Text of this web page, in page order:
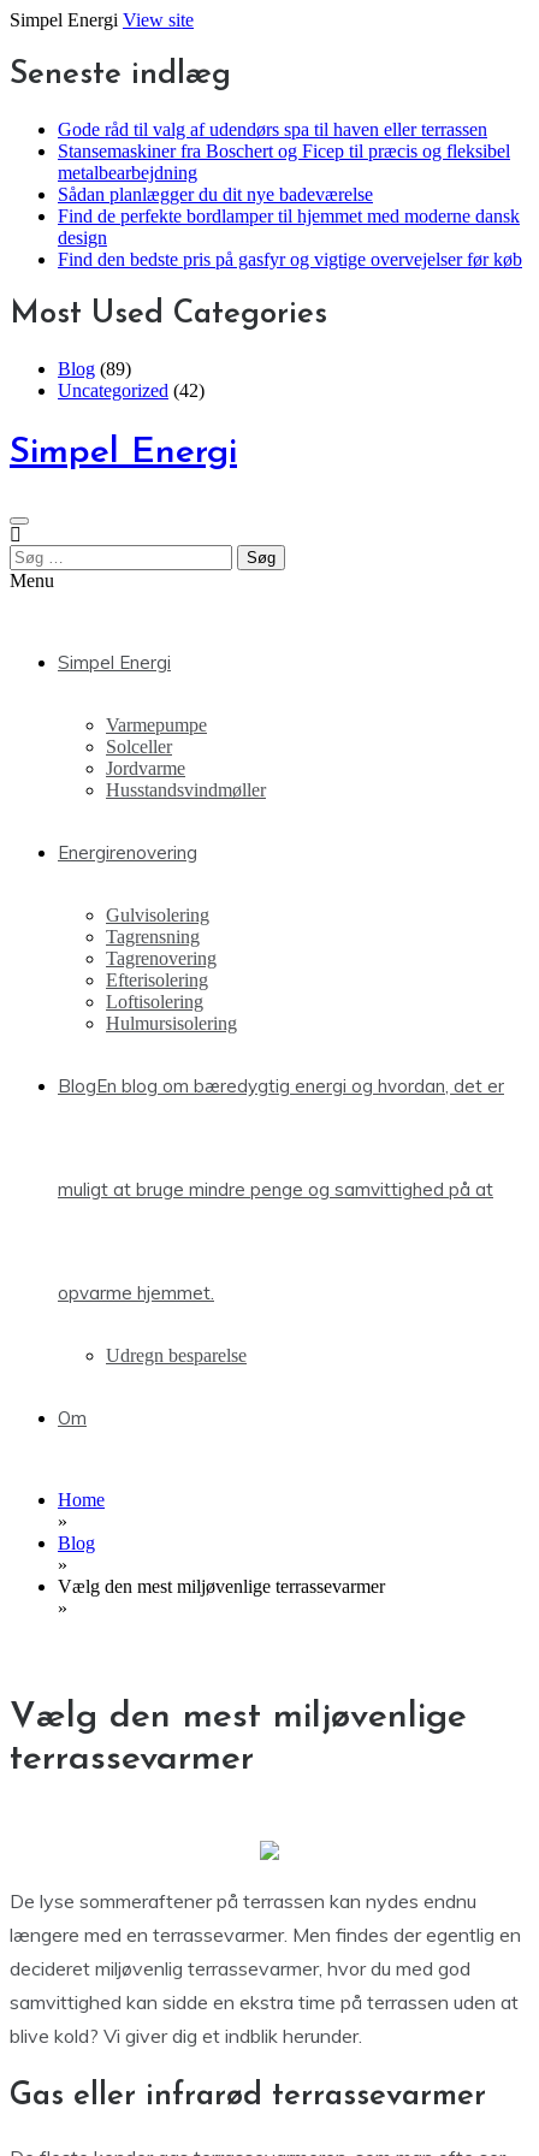
Skip
content
Simpel Energi View site
Seneste indlæg
Gode råd til valg af udendørs spa til haven eller terrassen
Stansemaskiner fra Boschert og Ficep til præcis og fleksibel
metalbearbejdning
Sådan planlægger du dit nye badeværelse
Find de perfekte bordlamper til hjemmet med moderne dansk
design
Find den bedste pris på gasfyr og vigtige overvejelser før køb
Most Used Categories
Blog (89)
Uncategorized (42)
Simpel Energi
Søg
efter:
Menu
Simpel Energi
Varmepumpe
Solceller
Jordvarme
Husstandsvindmøller
Energirenovering
Gulvisolering
Tagrensning
Tagrenovering
Efterisolering
Loftisolering
Hulmursisolering
BlogEn blog om bæredygtig energi og hvordan, det er
muligt at bruge mindre penge og samvittighed på at
opvarme hjemmet.
Udregn besparelse
Om
Home
»
Blog
»
Vælg den mest miljøvenlige terrassevarmer
»
Vælg den mest miljøvenlige
terrassevarmer
De lyse sommeraftener på terrassen kan nydes endnu
længere med en terrassevarmer. Men findes der egentlig en
decideret miljøvenlig terrassevarmer, hvor du med god
samvittighed kan sidde en ekstra time på terrassen uden at
blive kold? Vi giver dig et indblik herunder.
Gas eller infrarød terrassevarmer